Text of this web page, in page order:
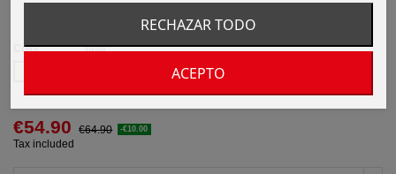
Color
Talla
€54.90 €64.90 -€10.00
Tax included
RECHAZAR TODO
ACEPTO